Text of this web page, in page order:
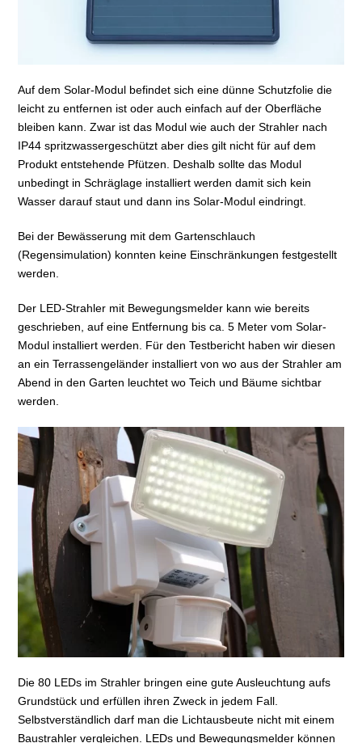
Auf dem Solar-Modul befindet sich eine dünne Schutzfolie die
leicht zu entfernen ist oder auch einfach auf der Oberfläche
bleiben kann. Zwar ist das Modul wie auch der Strahler nach
IP44 spritzwassergeschützt aber dies gilt nicht für auf dem
Produkt entstehende Pfützen. Deshalb sollte das Modul
unbedingt in Schräglage installiert werden damit sich kein
Wasser darauf staut und dann ins Solar-Modul eindringt.
Bei der Bewässerung mit dem Gartenschlauch
(Regensimulation) konnten keine Einschränkungen festgestellt
werden.
Der LED-Strahler mit Bewegungsmelder kann wie bereits
geschrieben, auf eine Entfernung bis ca. 5 Meter vom Solar-
Modul installiert werden. Für den Testbericht haben wir diesen
an ein Terrassengeländer installiert von wo aus der Strahler am
Abend in den Garten leuchtet wo Teich und Bäume sichtbar
werden.
Die 80 LEDs im Strahler bringen eine gute Ausleuchtung aufs
Grundstück und erfüllen ihren Zweck in jedem Fall.
Selbstverständlich darf man die Lichtausbeute nicht mit einem
Baustrahler vergleichen. LEDs und Bewegungsmelder können